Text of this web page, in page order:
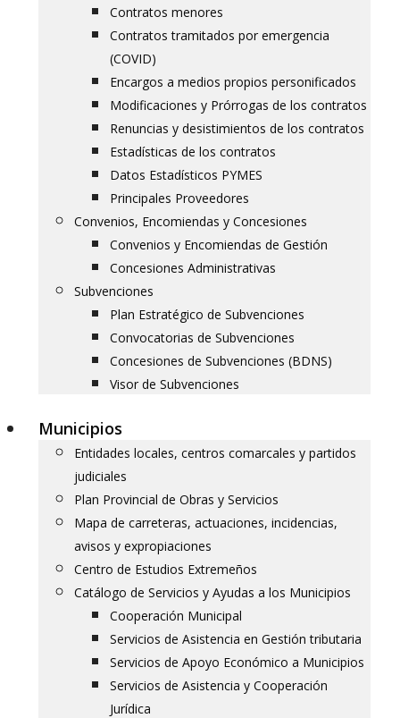
Contratos menores
Contratos tramitados por emergencia
(COVID)
Encargos a medios propios personificados
Modificaciones y Prórrogas de los contratos
Renuncias y desistimientos de los contratos
Estadísticas de los contratos
Datos Estadísticos PYMES
Principales Proveedores
Convenios, Encomiendas y Concesiones
Convenios y Encomiendas de Gestión
Concesiones Administrativas
Subvenciones
Plan Estratégico de Subvenciones
Convocatorias de Subvenciones
Concesiones de Subvenciones (BDNS)
Visor de Subvenciones
Municipios
Entidades locales, centros comarcales y partidos
judiciales
Plan Provincial de Obras y Servicios
Mapa de carreteras, actuaciones, incidencias,
avisos y expropiaciones
Centro de Estudios Extremeños
Catálogo de Servicios y Ayudas a los Municipios
Cooperación Municipal
Servicios de Asistencia en Gestión tributaria
Servicios de Apoyo Económico a Municipios
Servicios de Asistencia y Cooperación
Jurídica